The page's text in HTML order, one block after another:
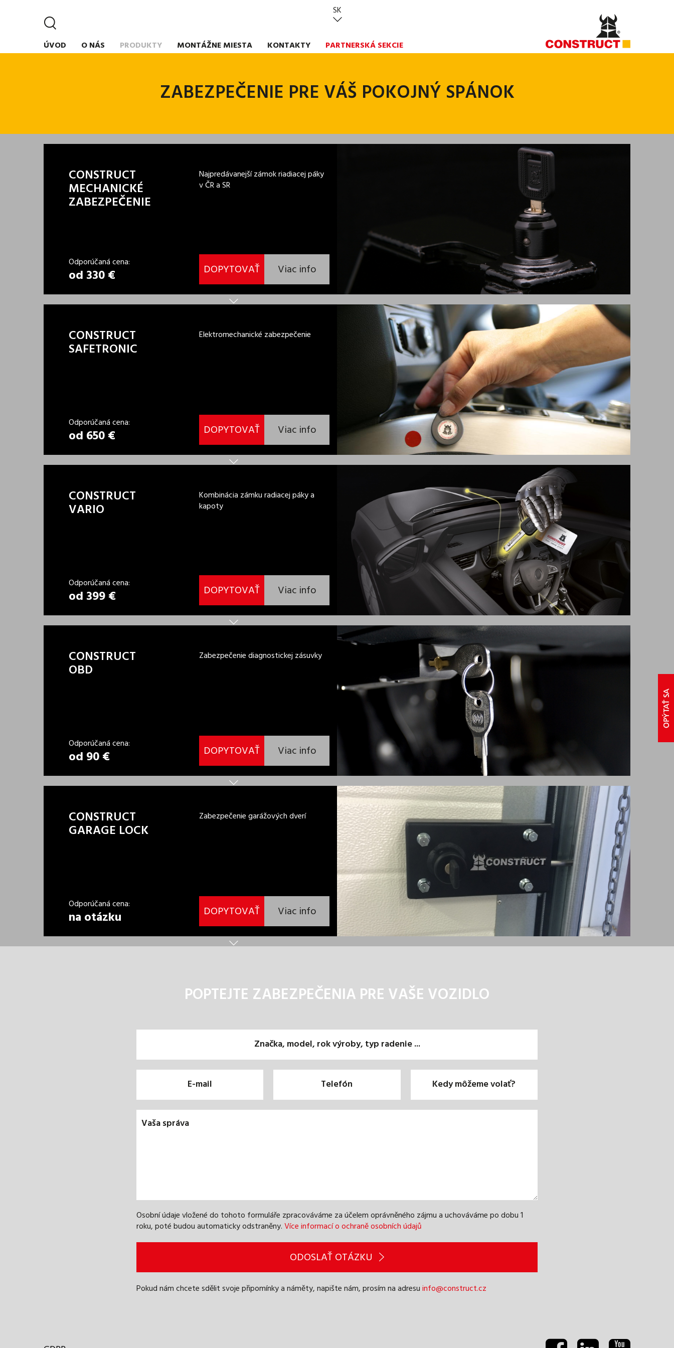
SK
ÚVOD O NÁS PRODUKTY MONTÁŽNE MIESTA KONTAKTY PARTNERSKÁ SEKCIE
ZABEZPEČENIE PRE VÁŠ POKOJNÝ SPÁNOK
CONSTRUCT
MECHANICKÉ
ZABEZPEČENIE
Najpredávanejší zámok riadiacej páky
v ČR a SR
Odporúčaná cena:
od 330 € DOPYTOVAŤ Viac info
CONSTRUCT
SAFETRONIC
Elektromechanické zabezpečenie
Odporúčaná cena:
od 650 € DOPYTOVAŤ Viac info
CONSTRUCT
VARIO
Kombinácia zámku radiacej páky a
kapoty
Odporúčaná cena:
od 399 € DOPYTOVAŤ Viac info
CONSTRUCT
OBD
Zabezpečenie diagnostickej zásuvky
Odporúčaná cena:
od 90 € DOPYTOVAŤ Viac info
CONSTRUCT
GARAGE LOCK
Zabezpečenie garážových dverí
Odporúčaná cena:
na otázku DOPYTOVAŤ Viac info
POPTEJTE ZABEZPEČENIA PRE VAŠE VOZIDLO
Osobní údaje vložené do tohoto formuláře zpracováváme za účelem oprávněného zájmu a uchováváme po dobu 1
roku, poté budou automaticky odstraněny.Více informací o ochraně osobních údajů
ODOSLAŤ OTÁZKU
Pokud nám chcete sdělit svoje připomínky a náměty, napište nám, prosím na adresuinfo@construct.cz